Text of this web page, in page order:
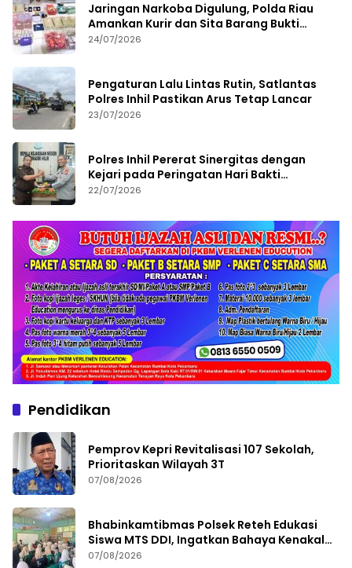
Jaringan Narkoba Digulung, Polda Riau
Amankan Kurir dan Sita Barang Bukti
Bernilai Fantastis
24/07/2026
Pengaturan Lalu Lintas Rutin, Satlantas
Polres Inhil Pastikan Arus Tetap Lancar
23/07/2026
Polres Inhil Pererat Sinergitas dengan
Kejari pada Peringatan Hari Bakti
Adhyaksa ke-66
22/07/2026
Pendidikan
Pemprov Kepri Revitalisasi 107 Sekolah,
Prioritaskan Wilayah 3T
07/08/2026
Bhabinkamtibmas Polsek Reteh Edukasi
Siswa MTS DDI, Ingatkan Bahaya Kenakalan
Remaja
07/08/2026